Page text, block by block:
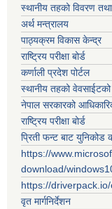
स्थानीय तहको विवरण
अर्थ मन्त्रालय
पाठ्यक्रम विकास केन्द्र
राष्ट्रिय परीक्षा बोर्ड
कर्णाली प्रदेश पोर्टल
स्थानीय तहको
नेपाल सरकारको
राष्ट्रिय परीक्षा बोर्ड
प्रिती फन्ट बाट युनिकोड
https://
download/
https://driverpack.io/
वृत मार्गनिर्देशन